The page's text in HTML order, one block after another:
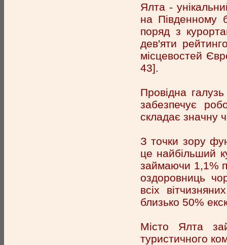
Ялта -
на Південному
поряд з
дев'яти
місцевостей
43].
Провідна
забезпечує
складає значну
З точки зору
це найбільший
займаючи 1,1%
оздоровниць
всіх
близько 50%
Місто Ялта
туристичного